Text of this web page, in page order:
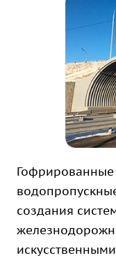
Гофрированные
создания